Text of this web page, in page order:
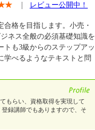
★ レビュー公開中！
格を目指します。小売・
ネス全般の必須基礎知識を
トも3級からのステップアッ
学べるようなテキストと問
もらい、資格取得を実現して
録講師でもありますので、そ